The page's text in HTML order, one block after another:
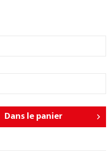
Dans le panier